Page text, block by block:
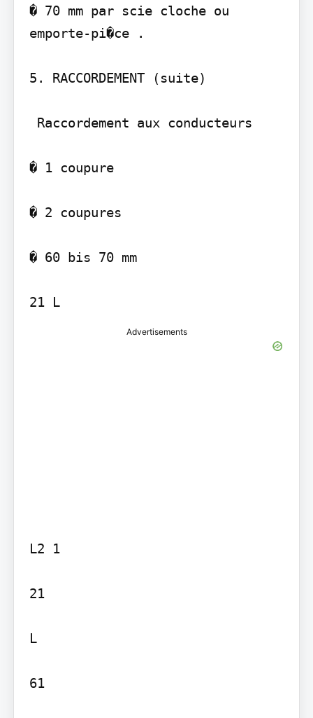
� 70 mm par scie cloche ou
emporte-pi�ce .
5. RACCORDEMENT (suite)
� 1 coupure
� 2 coupures
� 60 bis 70 mm
21 L
Advertisements
L2 1
21
L
61